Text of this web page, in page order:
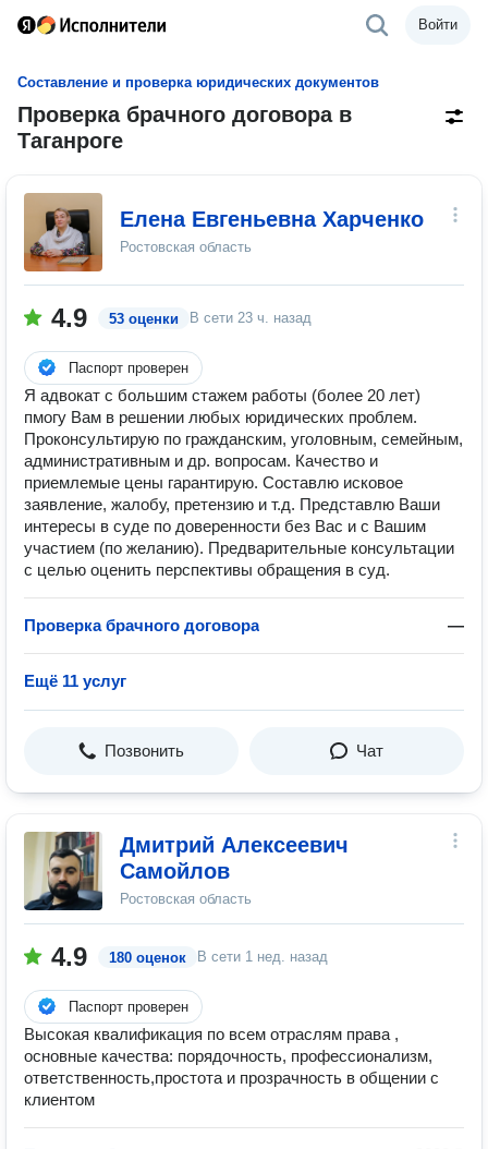
Войти
Составление и проверка юридических документов
Проверка брачного договора в
Таганроге
Елена Евгеньевна Харченко
Ростовская область
4.9 53 оценки В сети 23 ч. назад
Паспорт проверен
Я адвокат с большим стажем работы (более 20 лет)
пмогу Вам в решении любых юридических проблем.
Проконсультирую по гражданским, уголовным, семейным,
административным и др. вопросам. Качество и
приемлемые цены гарантирую. Составлю исковое
заявление, жалобу, претензию и т.д. Представлю Ваши
интересы в суде по доверенности без Вас и с Вашим
участием (по желанию). Предварительные консультации
с целью оценить перспективы обращения в суд.
Проверка брачного договора —
Ещё 11 услуг
Позвонить Чат
Дмитрий Алексеевич
Самойлов
Ростовская область
4.9 180 оценок В сети 1 нед. назад
Паспорт проверен
Высокая квалификация по всем отраслям права ,
основные качества: порядочность, профессионализм,
ответственность,простота и прозрачность в общении с
клиентом